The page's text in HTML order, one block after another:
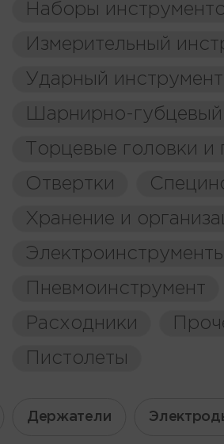
Наборы
Измерительный
Ударный инструмент
Шарнирно-
Торцевые головки
Отвертки
Хранение и
Пневмоинструмент
Расходники
Пистолеты
Держатели